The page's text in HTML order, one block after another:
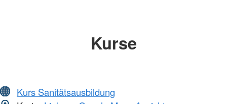
Kurse
Kurs Sanitätsausbildung